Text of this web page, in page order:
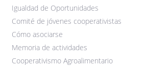
Igualdad de Oportunidades
Comité de jóvenes cooperativistas
Cómo asociarse
Memoria de actividades
Cooperativismo Agroalimentario